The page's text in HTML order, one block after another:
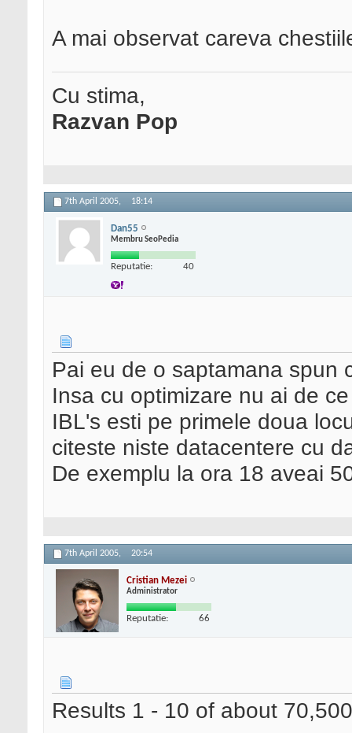
A mai observat careva
Cu stima,
Razvan Pop
7th April 2005, 18:14
Dan55
Membru SeoPedia
Reputatie: 40
Pai eu de o saptamana spun
Insa cu optimizare nu ai de
IBL's esti pe primele doua
citeste niste datacentere cu
De exemplu la ora 18 aveai
7th April 2005, 20:54
Cristian Mezei
Administrator
Reputatie: 66
Results 1 - 10 of about